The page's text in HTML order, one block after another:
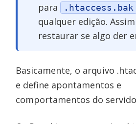
para
.htaccess.bak
qualquer edição.
restaurar se algo der
Basicamente, o arquivo
e define apontamentos e
comportamentos do